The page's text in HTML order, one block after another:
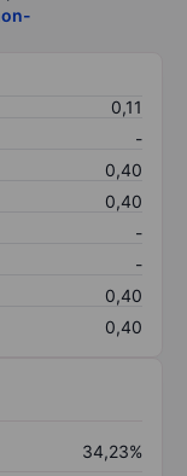
0,11
-
0,40
0,40
-
-
0,40
0,40
34,23%